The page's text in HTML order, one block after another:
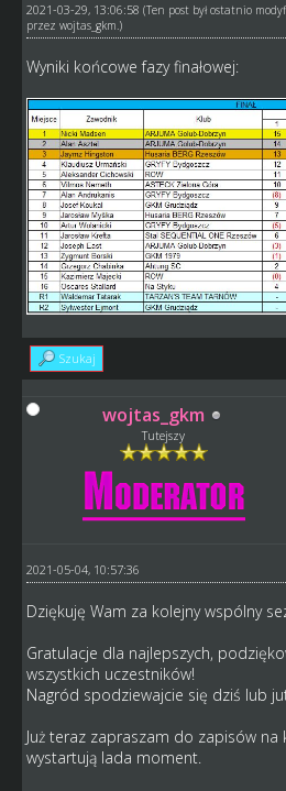
2021-03-29, 13:06:58 (Ten post był ostatnio
przez wojtas_gkm.)
Wyniki końcowe fazy finałowej:
Szukaj
wojtas_gkm
Tutejszy
2021-05-04, 10:57:36
Dziękuję Wam za kolejny wspólny
Gratulacje dla najlepszych,
wszystkich uczestników!
Nagród spodziewajcie się dziś lub
Już teraz zapraszam do zapisów na
wystartują lada moment.